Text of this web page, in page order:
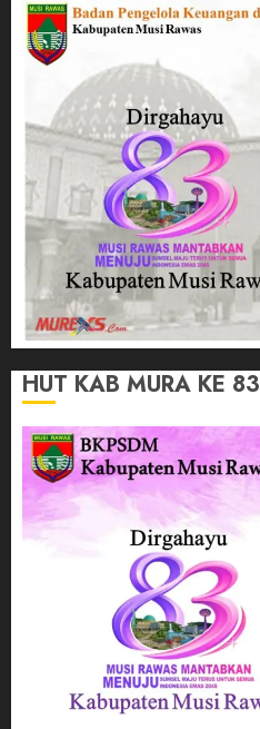
HUT KAB MURA KE 83